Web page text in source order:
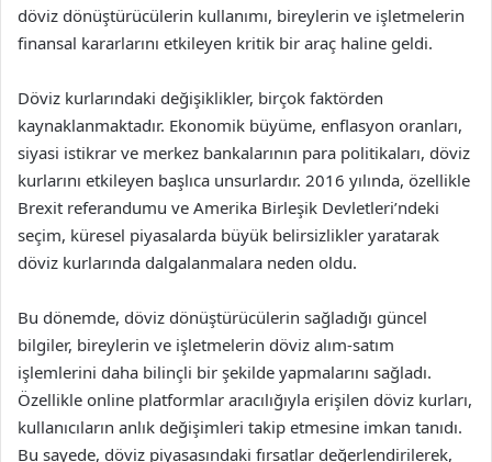
döviz dönüştürücülerin kullanımı, bireylerin ve işletmelerin
finansal kararlarını etkileyen kritik bir araç haline geldi.
Döviz kurlarındaki değişiklikler, birçok faktörden
kaynaklanmaktadır. Ekonomik büyüme, enflasyon oranları,
siyasi istikrar ve merkez bankalarının para politikaları, döviz
kurlarını etkileyen başlıca unsurlardır. 2016 yılında, özellikle
Brexit referandumu ve Amerika Birleşik Devletleri’ndeki
seçim, küresel piyasalarda büyük belirsizlikler yaratarak
döviz kurlarında dalgalanmalara neden oldu.
Bu dönemde, döviz dönüştürücülerin sağladığı güncel
bilgiler, bireylerin ve işletmelerin döviz alım-satım
işlemlerini daha bilinçli bir şekilde yapmalarını sağladı.
Özellikle online platformlar aracılığıyla erişilen döviz kurları,
kullanıcıların anlık değişimleri takip etmesine imkan tanıdı.
Bu sayede, döviz piyasasındaki fırsatlar değerlendirilerek,